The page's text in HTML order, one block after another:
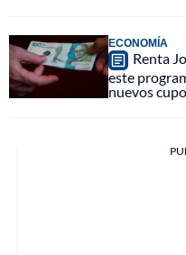
ECONOMÍA
Renta
este
nuevos